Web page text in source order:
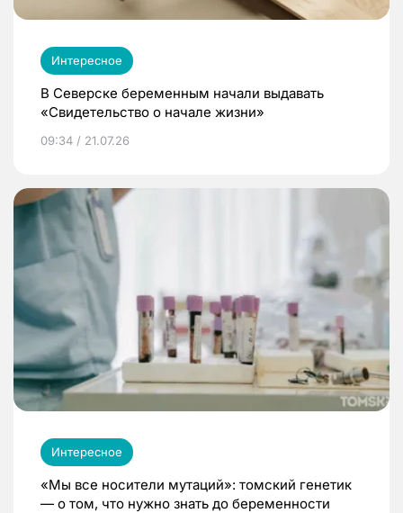
Интересное
В Северске беременным начали выдавать
«Свидетельство о начале жизни»
09:34 / 21.07.26
Интересное
«Мы все носители мутаций»: томский генетик
— о том, что нужно знать до беременности